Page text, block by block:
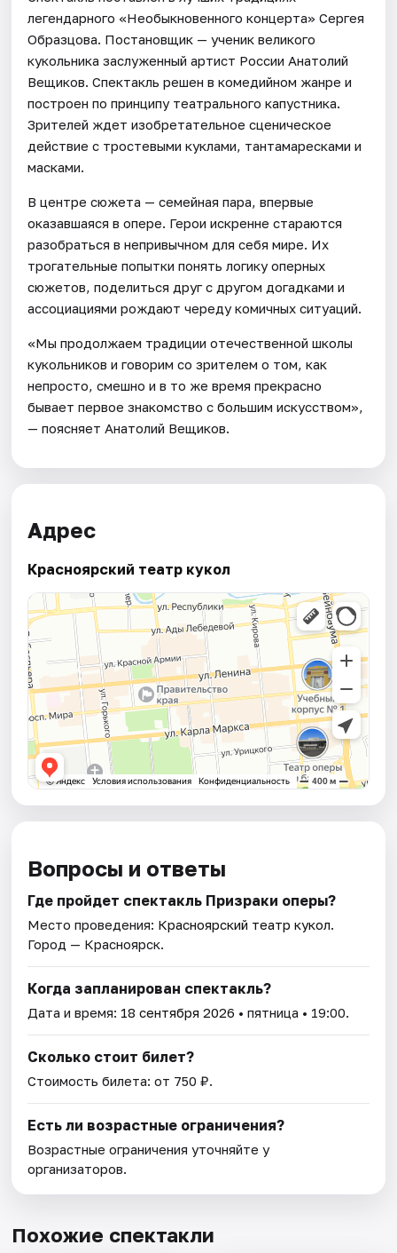
легендарного «Необыкновенного концерта» Сергея
Образцова. Постановщик — ученик великого
кукольника заслуженный артист России Анатолий
Вещиков. Спектакль решен в комедийном жанре и
построен по принципу театрального капустника.
Зрителей ждет изобретательное сценическое
действие с тростевыми куклами, тантамаресками и
масками.
В центре сюжета — семейная пара, впервые
оказавшаяся в опере. Герои искренне стараются
разобраться в непривычном для себя мире. Их
трогательные попытки понять логику оперных
сюжетов, поделиться друг с другом догадками и
ассоциациями рождают череду комичных ситуаций.
«Мы продолжаем традиции отечественной школы
кукольников и говорим со зрителем о том, как
непросто, смешно и в то же время прекрасно
бывает первое знакомство с большим искусством»,
— поясняет Анатолий Вещиков.
Адрес
Красноярский театр кукол
Вопросы и ответы
Где пройдет спектакль Призраки оперы?
Место проведения: Красноярский театр кукол.
Город — Красноярск.
Когда запланирован спектакль?
Дата и время: 18 сентября 2026 • пятница • 19:00.
Сколько стоит билет?
Стоимость билета: от 750 ₽.
Есть ли возрастные ограничения?
Возрастные ограничения уточняйте у
организаторов.
Похожие спектакли